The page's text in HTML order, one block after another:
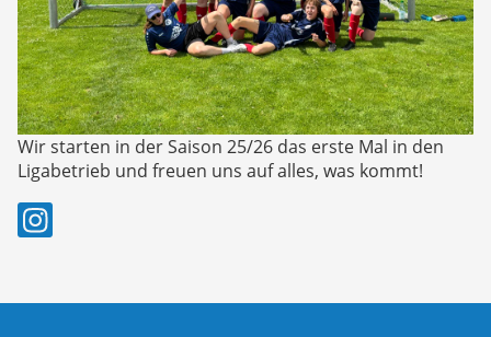
Wir starten in der Saison 25/26 das erste Mal in den
Ligabetrieb und freuen uns auf alles, was kommt!